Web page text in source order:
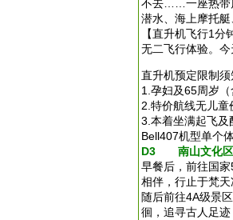
不去……一座热带
潜水、海上摩托
【直升机飞行1
无二飞行体验。今
直升机预定限制须
1.孕妇及65周岁
2.特价航线无儿童
3.本着坐满起飞及
Bell407机型单个
D3 南山文化区
早餐后，前往国
相伴，行止于梵天
随后前往4A级景
徊，追寻古人足迹